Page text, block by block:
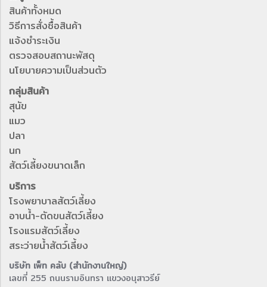
สินค้าทั้งหมด
วิธีการสั่งซื้อสินค้า
แจ้งชำระเงิน
ตรวจสอบสถานะพัสดุ
นโยบายความเป็นส่วนตัว
กลุ่มสินค้า
สุนัข
แมว
ปลา
นก
สัตว์เลี้ยงขนาดเล็ก
บริการ
โรงพยาบาลสัตว์เลี้ยง
อาบน้ำ-ตัดขนสัตว์เลี้ยง
โรงแรมสัตว์เลี้ยง
สระว่ายน้ำสัตว์เลี้ยง
บริษัท เพ็ท คลับ (สำนักงานใหญ่)
เลขที่ 255 ถนนรามอินทรา แขวงอนุสาวรีย์